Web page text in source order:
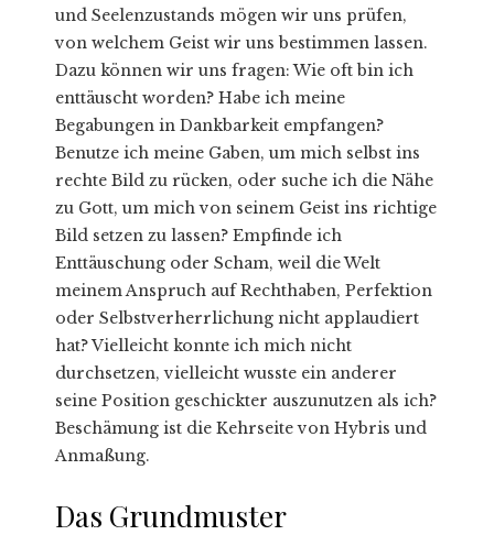
und Seelenzustands mögen wir uns prüfen,
von welchem Geist wir uns bestimmen lassen.
Dazu können wir uns fragen: Wie oft bin ich
enttäuscht worden? Habe ich meine
Begabungen in Dankbarkeit empfangen?
Benutze ich meine Gaben, um mich selbst ins
rechte Bild zu rücken, oder suche ich die Nähe
zu Gott, um mich von seinem Geist ins richtige
Bild setzen zu lassen? Empfinde ich
Enttäuschung oder Scham, weil die Welt
meinem Anspruch auf Rechthaben, Perfektion
oder Selbstverherrlichung nicht applaudiert
hat? Vielleicht konnte ich mich nicht
durchsetzen, vielleicht wusste ein anderer
seine Position geschickter auszunutzen als ich?
Beschämung ist die Kehrseite von Hybris und
Anmaßung.
Das Grundmuster